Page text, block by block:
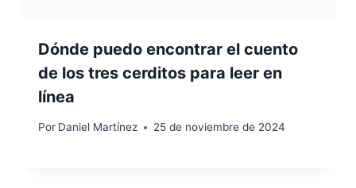
Dónde puedo encontrar el cuento
de los tres cerditos para leer en
línea
Por Daniel Martínez 25 de noviembre de 2024